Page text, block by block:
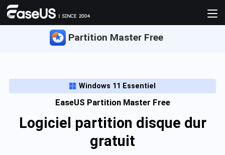
Partition Master Free
 Windows 11 Essentiel
EaseUS Partition Master Free
Logiciel partition disque dur
gratuit